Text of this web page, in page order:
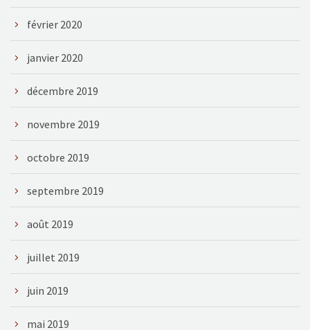
février 2020
janvier 2020
décembre 2019
novembre 2019
octobre 2019
septembre 2019
août 2019
juillet 2019
juin 2019
mai 2019